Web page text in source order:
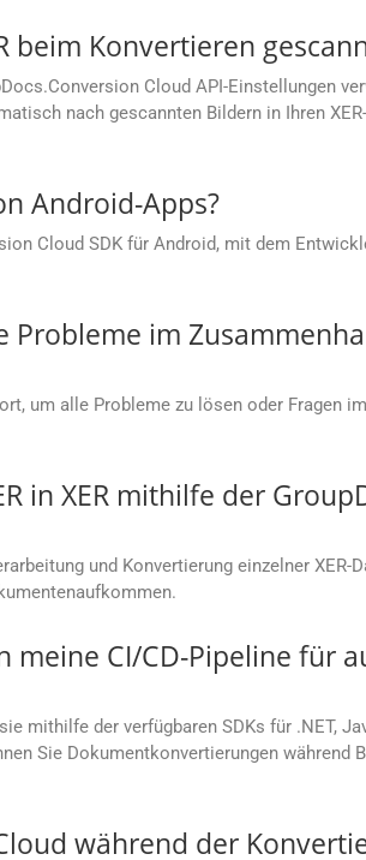
Konvertieren
Cloud API-Einstellungen
nach gescannten Bildern in Ihren
Android-Apps?
Cloud SDK für Android, mit dem
im
um alle Probleme zu lösen oder Fragen
in XER mithilfe der
und Konvertierung einzelner XER-
meine CI/CD-Pipeline für
der verfügbaren SDKs für .NET,
Sie Dokumentkonvertierungen während
während der